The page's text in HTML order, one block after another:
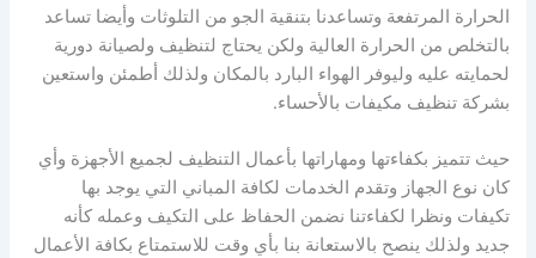
الحرارة المرتفعة وتساعدنا بتنقية الجو من التلوثات وأيضا تساعد
بالتخلص من الحرارة العالية ولكن يحتاج لتنظيف ولصيانة دورية
لحمايته عليه وليوفر الهواء البارد بالمكان ولذلك أطمئن واستعين
بشركة تنظيف مكيفات بالأحساء.
حيث تتميز بكفاءتها ومهاراتها بأعمال التنظيف لجميع الأجهزة وأي
كان نوع الجهاز وتقدم الخدمات لكافة المباني التي يوجد بها
تكيفات ونظرا لكفاءتنا نضمن الحفاظ على التكيف وعمله كأنه
جديد ولذلك ينصح بالاستعانة بنا بأي وقت للاستمتاع بكافة الأعمال